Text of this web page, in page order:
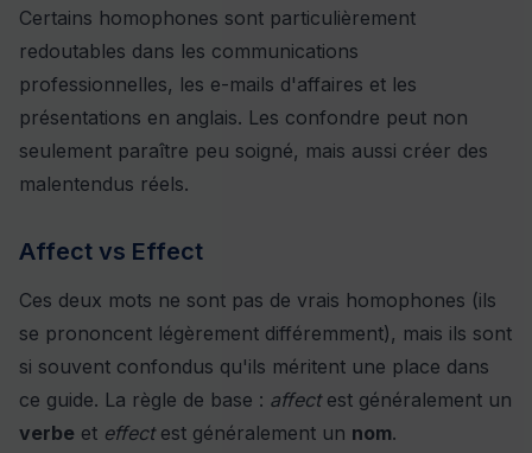
Certains homophones sont particulièrement
redoutables dans les communications
professionnelles, les e-mails d'affaires et les
présentations en anglais. Les confondre peut non
seulement paraître peu soigné, mais aussi créer des
malentendus réels.
Affect vs Effect
Ces deux mots ne sont pas de vrais homophones (ils
se prononcent légèrement différemment), mais ils sont
si souvent confondus qu'ils méritent une place dans
ce guide. La règle de base : affectest généralement un
verbe et effectest généralement un nom.